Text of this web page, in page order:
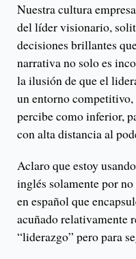
Nuestra cultura
del líder visionario,
decisiones brillantes
narrativa no solo es
la ilusión de que el
un entorno
percibe como inferior,
con alta distancia al
Aclaro que estoy
inglés solamente por
en español que
acuñado relativamente
“liderazgo” pero para